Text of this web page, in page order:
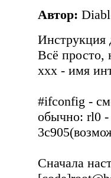
Автор:
Инструкция
Всё просто,
xxx - имя
#ifconfig -
обычно: rl0 -
Сначала